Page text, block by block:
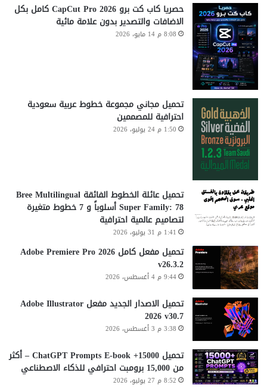
حصريا كاب كت برو CapCut Pro 2026 كامل بكل
الاضافات والتصدير بدون علامة مائية
8:08 م 14 مايو، 2026
تحميل مجاني مجموعة خطوط عربية سعودية
احترافية للمصممين
1:50 م 24 يوليو، 2026
تحميل عائلة الخطوط الفائقة Bree Multilingual
Super Family: 78 أسلوباً و 7 خطوط متغيرة
لتصاميم عالمية احترافية
1:41 م 31 يوليو، 2026
تحميل مفعل كامل Adobe Premiere Pro 2026
v26.3.2
9:44 م 4 أغسطس، 2026
تحميل الاصدار الجديد مفعل Adobe Illustrator
2026 v30.7
3:38 م 3 أغسطس، 2026
تحميل 15000+ ChatGPT Prompts E-book – أكثر
من 15,000 برومبت احترافي للذكاء الاصطناعي
8:52 م 27 يوليو، 2026